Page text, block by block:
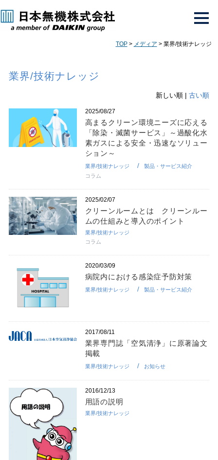
TOP> メディア > 業界/技術ナレッジ
業界/技術ナレッジ
新しい順 |古い順
2025/08/27
高まるクリーン環境ニーズに応える
「除染・滅菌サービス」～過酸化水
素ガスによる安全・迅速なソリュー
ション～
業界/技術ナレッジ
製品・サービス紹介
コラム
2025/02/07
クリーンルームとは クリーンルー
ムの仕組みと導入のポイント
業界/技術ナレッジ
コラム
2020/03/09
病院内における感染症予防対策
業界/技術ナレッジ 製品・サービス紹介
2017/08/11
業界専門誌「空気清浄」に原著論文
掲載
業界/技術ナレッジ お知らせ
2016/12/13
用語の説明
業界/技術ナレッジ